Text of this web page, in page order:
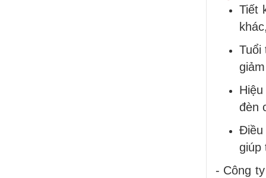
Tiết
Tuổi
đèn
Điều
giúp
- Công